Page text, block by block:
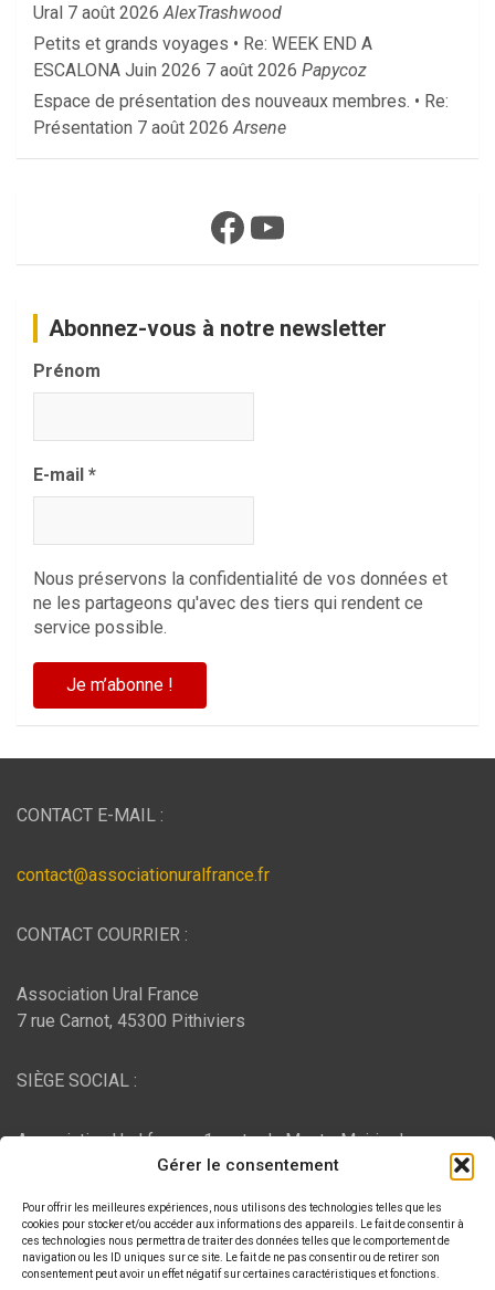
Gérer le consentement
Pour offrir les meilleures expériences, nous utilisons des technologies telles que les
cookies pour stocker et/ou accéder aux informations des appareils. Le fait de consentir à
ces technologies nous permettra de traiter des données telles que le comportement de
navigation ou les ID uniques sur ce site. Le fait de ne pas consentir ou de retirer son
consentement peut avoir un effet négatif sur certaines caractéristiques et fonctions.
Ural 7 août 2026 AlexTrashwood
Petits et grands voyages • Re: WEEK END A
ESCALONA Juin 2026 7 août 2026 Papycoz
Espace de présentation des nouveaux membres. • Re:
Présentation 7 août 2026 Arsene
Facebook
YouTube
Abonnez-vous à notre newsletter
Prénom
E-mail *
Nous préservons la confidentialité de vos données et
ne les partageons qu'avec des tiers qui rendent ce
service possible.
CONTACT E-MAIL :
contact@associationuralfrance.fr
CONTACT COURRIER :
Association Ural France
7 rue Carnot, 45300 Pithiviers
SIÈGE SOCIAL :
Association Ural france, 1 route du Mont - Mairie de
Bujaleuf, 87460 Bujaleuf
HÉBERGEMENT :